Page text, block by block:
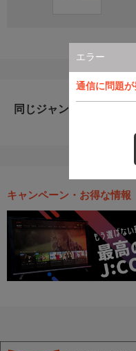
エラー
通信に問題
同じジャンルのおすすめ
キャンペーン・お得な情報